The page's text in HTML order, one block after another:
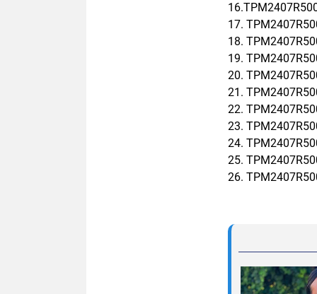
17.
18.
19.
20.
21.
22.
23.
24.
25.
26.